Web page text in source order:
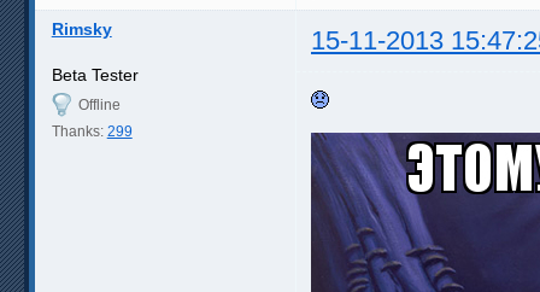
Rimsky 15-11-2013
Beta Tester
Offline
Thanks: 299